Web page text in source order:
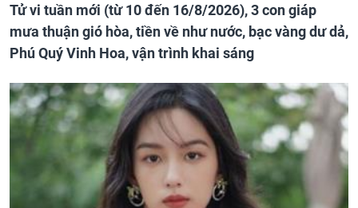
Tử vi tuần mới (từ 10 đến 16/8/2026), 3 con giáp
mưa thuận gió hòa, tiền về như nước, bạc vàng dư dả,
Phú Quý Vinh Hoa, vận trình khai sáng